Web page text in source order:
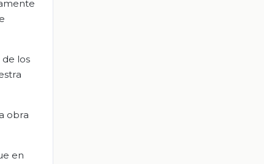
los
obra
en